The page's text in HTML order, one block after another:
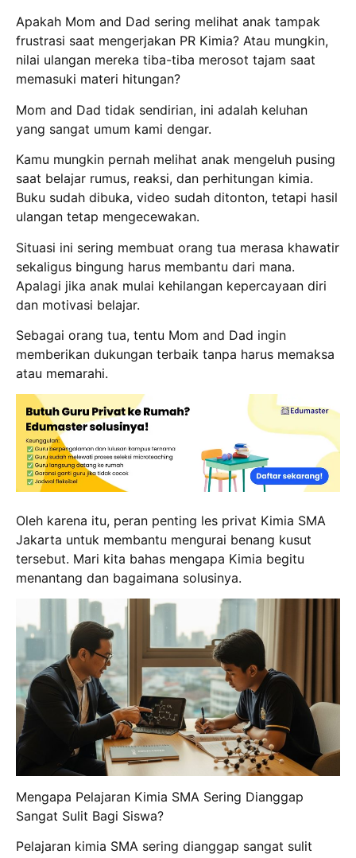
Apakah Mom and Dad sering melihat anak tampak
frustrasi saat mengerjakan PR Kimia? Atau mungkin,
nilai ulangan mereka tiba-tiba merosot tajam saat
memasuki materi hitungan?
Mom and Dad tidak sendirian, ini adalah keluhan
yang sangat umum kami dengar.
Kamu mungkin pernah melihat anak mengeluh pusing
saat belajar rumus, reaksi, dan perhitungan kimia.
Buku sudah dibuka, video sudah ditonton, tetapi hasil
ulangan tetap mengecewakan.
Situasi ini sering membuat orang tua merasa khawatir
sekaligus bingung harus membantu dari mana.
Apalagi jika anak mulai kehilangan kepercayaan diri
dan motivasi belajar.
Sebagai orang tua, tentu Mom and Dad ingin
memberikan dukungan terbaik tanpa harus memaksa
atau memarahi.
Oleh karena itu, peran penting les privat Kimia SMA
Jakarta untuk membantu mengurai benang kusut
tersebut. Mari kita bahas mengapa Kimia begitu
menantang dan bagaimana solusinya.
Mengapa Pelajaran Kimia SMA Sering Dianggap
Sangat Sulit Bagi Siswa?
Pelajaran kimia SMA sering dianggap sangat sulit